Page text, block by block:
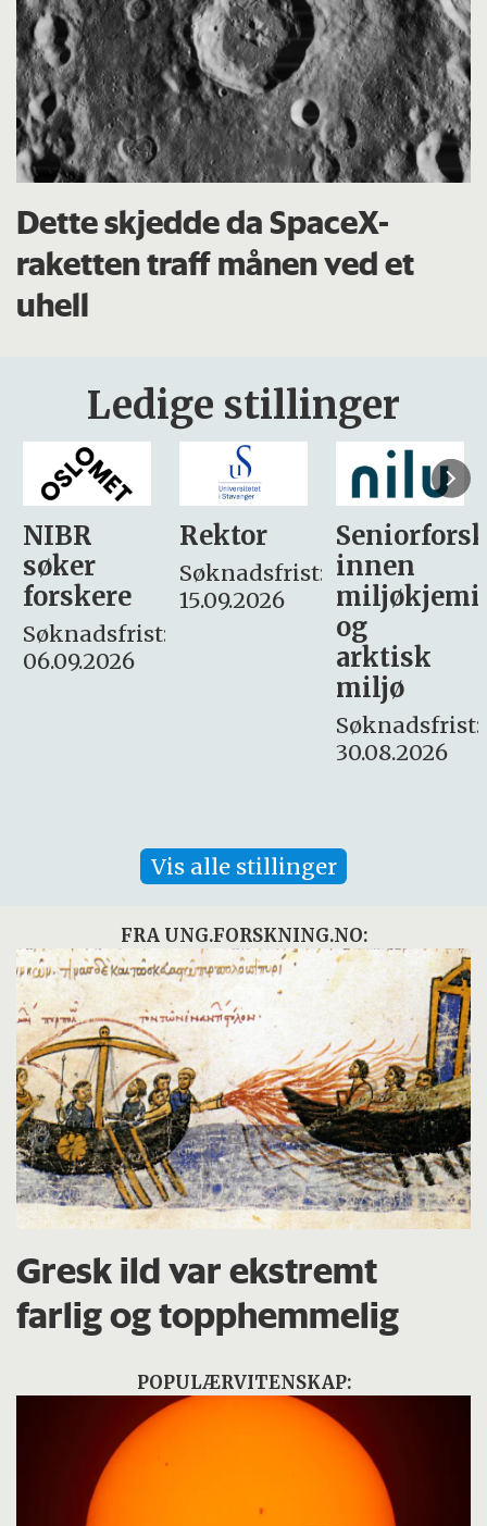
Dette skjedde da SpaceX-
raketten traff månen ved et
uhell
Ledige stillinger
Rektor
Søknadsfrist:
15.09.2026
Seniorforsker
innen
miljøkjemi
søker
– fast
Søknadsfrist:
16. august.
Vis alle stillinger
FRA UNG.FORSKNING.NO:
Gresk ild var ekstremt
farlig og topphemmelig
POPULÆRVITENSKAP: